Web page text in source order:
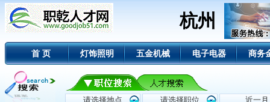
杭州
首 页 灯饰照明 五金机械 电子电器 商务